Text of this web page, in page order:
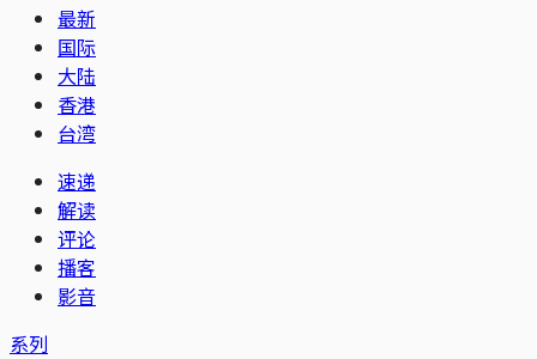
最新
国际
大陆
香港
台湾
速递
解读
评论
播客
影音
系列